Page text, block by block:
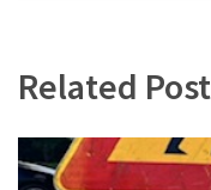
Related